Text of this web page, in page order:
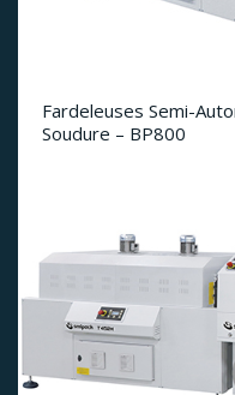
Fardeleuses Semi-
Soudure – BP800